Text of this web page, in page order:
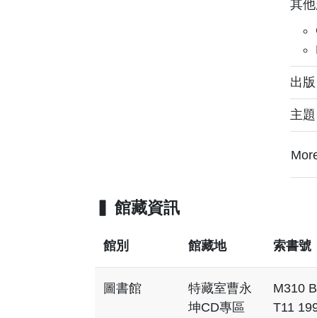
其
出
主
館藏資訊
館別 館藏地 索書號
圖書館
特藏室曹永
坤CD專區
M310
T11